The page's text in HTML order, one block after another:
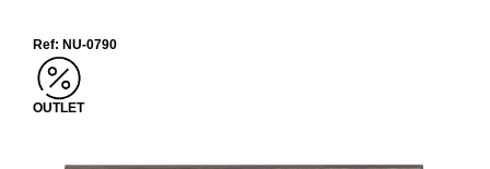
Ref: NU-0790
OUTLET